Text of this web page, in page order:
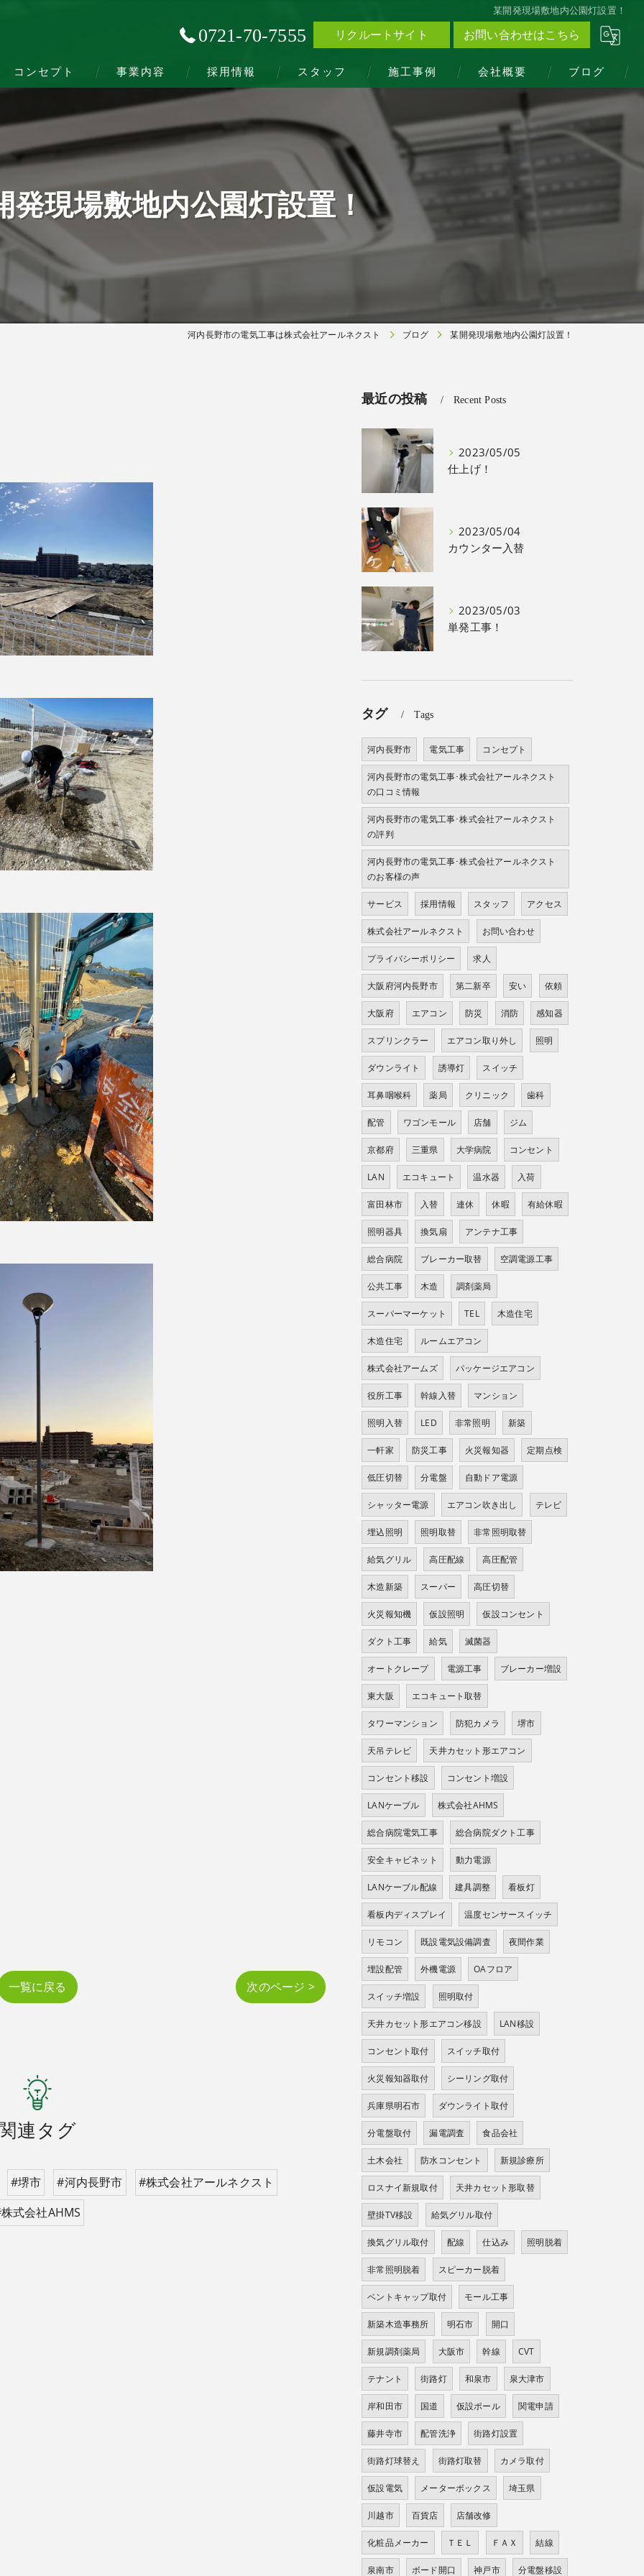
某開発現場敷地内公園灯設置！
0721-70-7555 リクルートサイト お問い合わせはこちら
コンセプト 事業内容 採用情報 スタッフ 施工事例 会社概要 ブログ
発現場敷地内公園灯設置！
河内長野市の電気工事は株式会社アールネクスト ブログ 某開発現場敷地内公園灯設置！
一覧に戻る 次のページ >
連タグ
#堺市 #河内長野市
#株式会社アールネクスト
式会社AHMS
最近の投稿 Recent Posts
2023/05/05
仕上げ！
2023/05/04
カウンター入替
2023/05/03
単発工事！
タグ Tags
河内長野市 電気工事 コンセプト
河内長野市の電気工事･株式会社アールネクスト
の口コミ情報
河内長野市の電気工事･株式会社アールネクスト
の評判
河内長野市の電気工事･株式会社アールネクスト
のお客様の声
サービス 採用情報 スタッフ アクセス
株式会社アールネクスト お問い合わせ
プライバシーポリシー 求人
大阪府河内長野市 第二新卒 安い 依頼
大阪府 エアコン 防災 消防 感知器
スプリンクラー エアコン取り外し 照明
ダウンライト 誘導灯 スイッチ
耳鼻咽喉科 薬局 クリニック 歯科
配管 ワゴンモール 店舗 ジム
京都府 三重県 大学病院 コンセント
LAN エコキュート 温水器 入荷
富田林市 入替 連休 休暇 有給休暇
照明器具 換気扇 アンテナ工事
総合病院 ブレーカー取替 空調電源工事
公共工事 木造 調剤薬局
スーパーマーケット TEL 木造住宅
木造住宅 ルームエアコン
株式会社アームズ パッケージエアコン
役所工事 幹線入替 マンション
照明入替 LED 非常照明 新築
一軒家 防災工事 火災報知器 定期点検
低圧切替 分電盤 自動ドア電源
シャッター電源 エアコン吹き出し テレビ
埋込照明 照明取替 非常照明取替
給気グリル 高圧配線 高圧配管
木造新築 スーパー 高圧切替
火災報知機 仮設照明 仮設コンセント
ダクト工事 給気 滅菌器
オートクレープ 電源工事 ブレーカー増設
東大阪 エコキュート取替
タワーマンション 防犯カメラ 堺市
天吊テレビ 天井カセット形エアコン
コンセント移設 コンセント増設
LANケーブル 株式会社AHMS
総合病院電気工事 総合病院ダクト工事
安全キャビネット 動力電源
LANケーブル配線 建具調整 看板灯
看板内ディスプレイ 温度センサースイッチ
リモコン 既設電気設備調査 夜間作業
埋設配管 外機電源 OAフロア
スイッチ増設 照明取付
天井カセット形エアコン移設 LAN移設
コンセント取付 スイッチ取付
火災報知器取付 シーリング取付
兵庫県明石市 ダウンライト取付
分電盤取付 漏電調査 食品会社
土木会社 防水コンセント 新規診療所
ロスナイ新規取付 天井カセット形取替
壁掛TV移設 給気グリル取付
換気グリル取付 配線 仕込み 照明脱着
非常照明脱着 スピーカー脱着
ベントキャップ取付 モール工事
新築木造事務所 明石市 開口
新規調剤薬局 大阪市 幹線 CVT
テナント 街路灯 和泉市 泉大津市
岸和田市 国道 仮設ポール 関電申請
藤井寺市 配管洗浄 街路灯設置
街路灯球替え 街路灯取替 カメラ取付
仮設電気 メーターボックス 埼玉県
川越市 百貨店 店舗改修
化粧品メーカー ＴＥＬ ＦＡＸ 結線
泉南市 ボード開口 神戸市 分電盤移設